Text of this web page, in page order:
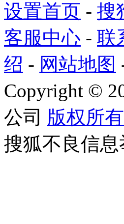
设置首页 - 搜
客服中心 - 联
绍 - 网站地图
Copyright ©
公司 版权所有
搜狐不良信息